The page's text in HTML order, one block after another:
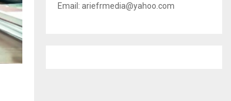
Email: ariefrmedia@yahoo.com